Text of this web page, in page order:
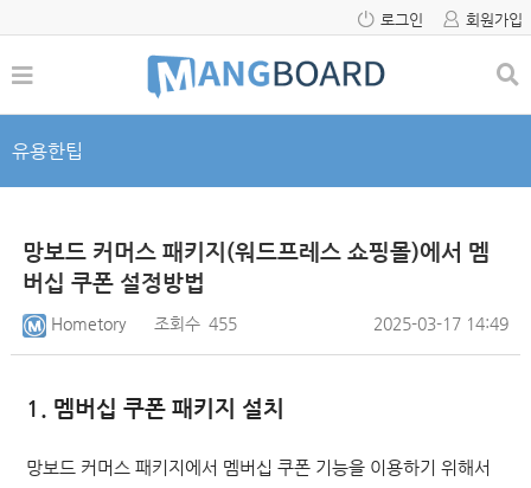
로그인 회원가입
유용한팁
망보드 커머스 패키지(워드프레스 쇼핑몰)에서 멤
버십 쿠폰 설정방법
Hometory 조회수 455 2025-03-17 14:49
1. 멤버십 쿠폰 패키지 설치
망보드 커머스 패키지에서 멤버십 쿠폰 기능을 이용하기 위해서